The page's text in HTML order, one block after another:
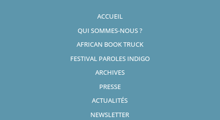
ACCUEIL
QUI SOMMES-NOUS ?
AFRICAN BOOK TRUCK
FESTIVAL PAROLES INDIGO
ARCHIVES
PRESSE
ACTUALITÉS
NEWSLETTER